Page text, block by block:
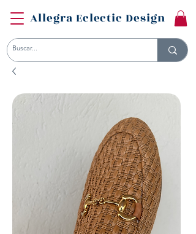
Allegra Eclectic Design